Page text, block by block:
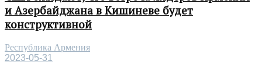
и Азербайджана в Кишиневе будет
конструктивной
Республика Армения
2023-05-31